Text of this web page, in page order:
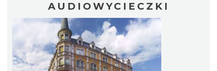
AUDIOWYCIECZKI